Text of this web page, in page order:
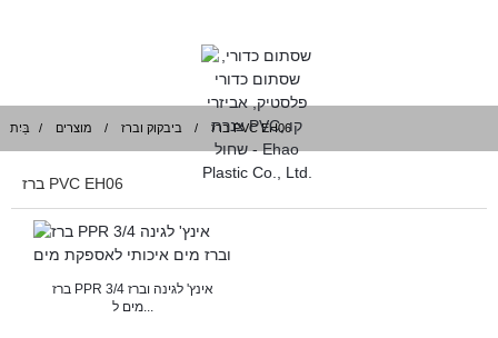
בַּיִת מוצרים ביבקוק וברז ברז PVC EH06
ברז PVC EH06
ברז PPR 3/4 אינץ' לגינה וברז
מים ל...